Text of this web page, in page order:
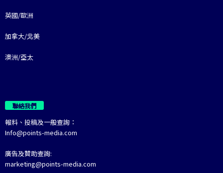
英國/歐洲
加拿大/北美
澳洲/亞太
聯絡我們
報料、投稿及一般查詢：
Info@points-media.com
廣告及贊助查詢:
marketing@points-media.com